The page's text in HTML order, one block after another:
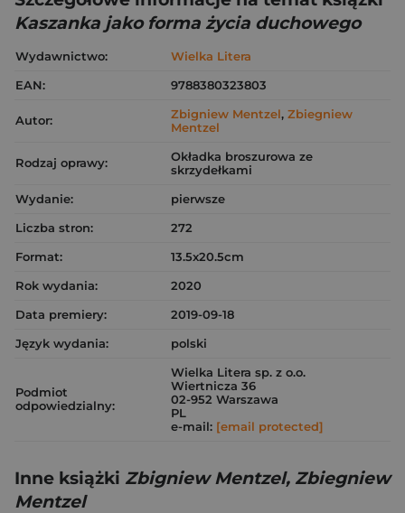
Kaszanka jako forma życia duchowego
Wydawnictwo:
Wielka Litera
EAN:
9788380323803
Autor: Zbigniew Mentzel, Zbiegniew
Mentzel
Rodzaj oprawy:
Okładka broszurowa ze
skrzydełkami
Wydanie:
pierwsze
Liczba stron:
272
Format:
13.5x20.5cm
Rok wydania:
2020
Data premiery:
2019-09-18
Język wydania:
polski
Podmiot
odpowiedzialny:
Wielka Litera sp. z o.o.
Wiertnicza 36
02-952 Warszawa
PL
e-mail: [email protected]
Inne książki Zbigniew Mentzel, Zbiegniew
Mentzel